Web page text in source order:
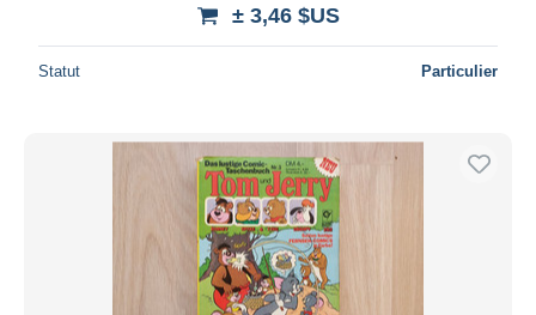
± 3,46 $US
Statut Particulier